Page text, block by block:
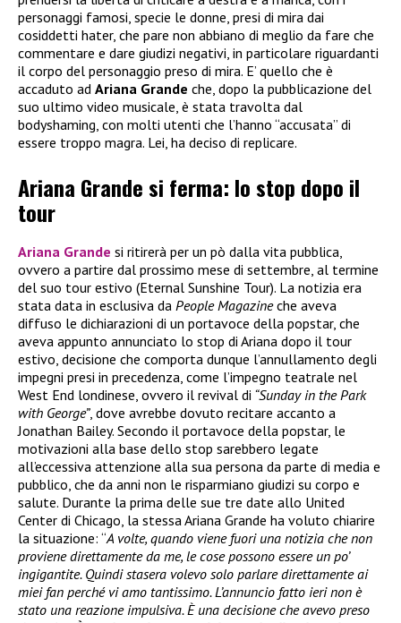
personaggi famosi, specie le donne, presi di mira dai
cosiddetti hater, che pare non abbiano di meglio da fare che
commentare e dare giudizi negativi, in particolare riguardanti
il corpo del personaggio preso di mira. E’ quello che è
accaduto ad Ariana Grande che, dopo la pubblicazione del
suo ultimo video musicale, è stata travolta dal
bodyshaming, con molti utenti che l’hanno “accusata” di
essere troppo magra. Lei, ha deciso di replicare.
Ariana Grande si ferma: lo stop dopo il
tour
Ariana Grande si ritirerà per un pò dalla vita pubblica,
ovvero a partire dal prossimo mese di settembre, al termine
del suo tour estivo (Eternal Sunshine Tour). La notizia era
stata data in esclusiva da People Magazineche aveva
diffuso le dichiarazioni di un portavoce della popstar, che
aveva appunto annunciato lo stop di Ariana dopo il tour
estivo, decisione che comporta dunque l’annullamento degli
impegni presi in precedenza, come l’impegno teatrale nel
West End londinese, ovvero il revival di “Sunday in the Park
with George”, dove avrebbe dovuto recitare accanto a
Jonathan Bailey. Secondo il portavoce della popstar, le
motivazioni alla base dello stop sarebbero legate
all’eccessiva attenzione alla sua persona da parte di media e
pubblico, che da anni non le risparmiano giudizi su corpo e
salute. Durante la prima delle sue tre date allo United
Center di Chicago, la stessa Ariana Grande ha voluto chiarire
la situazione: “A volte, quando viene fuori una notizia che non
proviene direttamente da me, le cose possono essere un po’
ingigantite. Quindi stasera volevo solo parlare direttamente ai
miei fan perché vi amo tantissimo. L’annuncio fatto ieri non è
stato una reazione impulsiva. È una decisione che avevo preso